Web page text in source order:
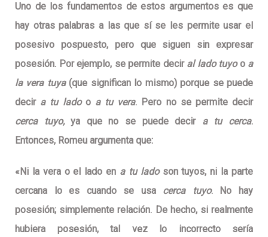
Uno de los fundamentos de estos argumentos es que
hay otras palabras a las que sí se les permite usar el
posesivo pospuesto, pero que siguen sin expresar
posesión. Por ejemplo, se permite decir al lado tuyoo a
la vera tuya(que significan lo mismo) porque se puede
decir a tu lado o a tu vera. Pero no se permite decir
cerca tuyo,ya que no se puede decir a tu cerca.
Entonces, Romeu argumenta que:
«Ni la vera o el lado en a tu ladoson tuyos, ni la parte
cercana lo es cuando se usa cerca tuyo. No hay
posesión; simplemente relación. De hecho, si realmente
hubiera posesión, tal vez lo incorrecto sería